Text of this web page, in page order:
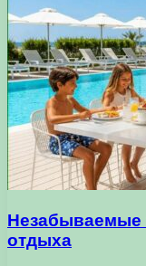
Незабываемые
отдыха